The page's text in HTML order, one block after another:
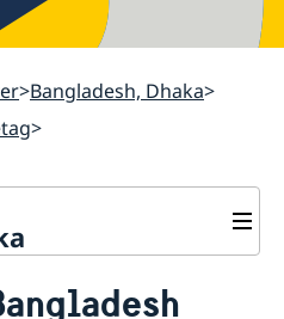
Bangladesh, Dhaka